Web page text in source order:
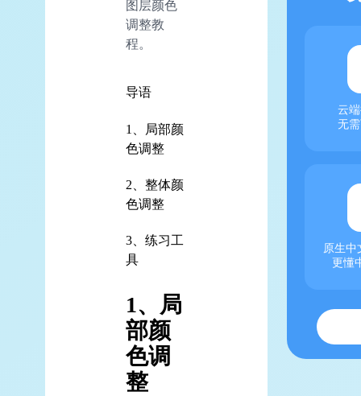
图层颜色
调整教
程。
导语
1、局部颜
色调整
2、整体颜
色调整
3、练习工
具
1、局
部颜
色调
整
云
无
原生中
更懂